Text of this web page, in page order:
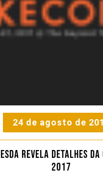
24 de agosto de
revela detalhes da
2017